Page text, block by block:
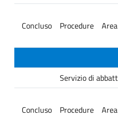
Concluso Procedure
Servizio di
Concluso Procedure